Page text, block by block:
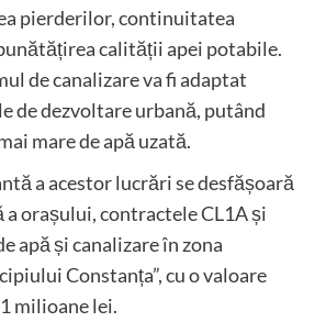
pierderilor, continuitatea
calității apei potabile.
de canalizare va fi adaptat
de dezvoltare urbană, putând
mare de apă uzată.
a acestor lucrări se desfășoară
a orașului, contractele CL1A și
apă și canalizare în zona
Constanța”, cu o valoare
milioane lei.